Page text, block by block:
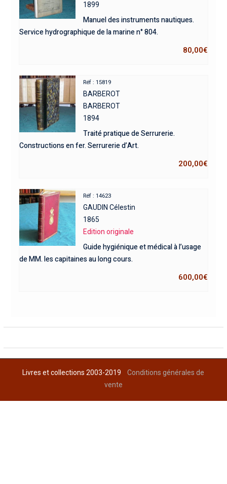
1899
Manuel des instruments nautiques.
Service hydrographique de la marine n° 804.
80,00€
Réf : 15819
BARBEROT
BARBEROT
1894
Traité pratique de Serrurerie.
Constructions en fer. Serrurerie d’Art.
200,00€
Réf : 14623
GAUDIN Célestin
1865
Edition originale
Guide hygiénique et médical à l’usage
de MM. les capitaines au long cours.
600,00€
Livres et collections 2003-2019Conditions générales de
vente